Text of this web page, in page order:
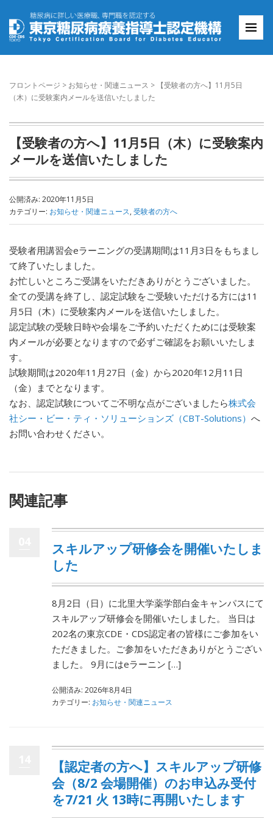
フロントページ > お知らせ・関連ニュース > 【受験者の方へ】11月5日
（木）に受験案内メールを送信いたしました
【受験者の方へ】11月5日（木）に受験案内
メールを送信いたしました
公開済み: 2020年11月5日
カテゴリー: お知らせ・関連ニュース, 受験者の方へ
受験者用講習会eラーニングの受講期間は11月3日をもちまし
て終了いたしました。
お忙しいところご受講をいただきありがとうございました。
全ての受講を終了し、認定試験をご受験いただける方には11
月5日（木）に受験案内メールを送信いたしました。
認定試験の受験日時や会場をご予約いただくためには受験案
内メールが必要となりますので必ずご確認をお願いいたしま
す。
試験期間は2020年11月27日（金）から2020年12月11日
（金）までとなります。
なお、認定試験についてご不明な点がございましたら株式会
社シー・ビー・ティ・ソリューションズ（CBT-Solutions） へ
お問い合わせください。
関連記事
スキルアップ研修会を開催いたしま
した
8月2日（日）に北里大学薬学部白金キャンパスにて
スキルアップ研修会を開催いたしました。 当日は
202名の東京CDE・CDS認定者の皆様にご参加をい
ただきました。ご参加をいただきありがとうござい
ました。 9月にはeラーニン […]
公開済み: 2026年8月4日
カテゴリー: お知らせ・関連ニュース
【認定者の方へ】スキルアップ研修
会（8/2 会場開催）のお申込み受付
を7/21 火 13時に再開いたします